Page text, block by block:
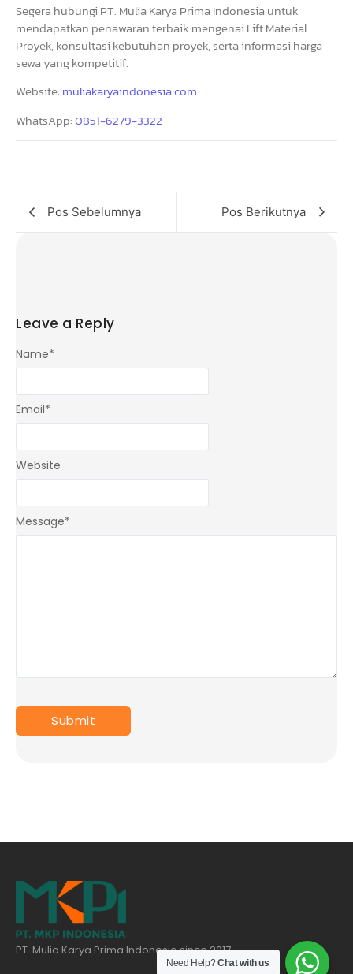
Segera hubungi PT. Mulia Karya Prima Indonesia untuk
mendapatkan penawaran terbaik mengenai Lift Material
Proyek, konsultasi kebutuhan proyek, serta informasi harga
sewa yang kompetitif.
Website: muliakaryaindonesia.com
WhatsApp:0851-6279-3322
Pos Sebelumnya Pos Berikutnya
Leave a Reply
Message*
Name*
Email*
Website
PT. Mulia Karya Prima Indonesia since 2017
Need Help?Chat with us